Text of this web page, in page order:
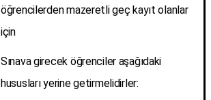
öğrencilerden mazeretli geç kayıt olanlar
için
Sınava girecek öğrenciler aşağıdaki
hususları yerine getirmelidirler: